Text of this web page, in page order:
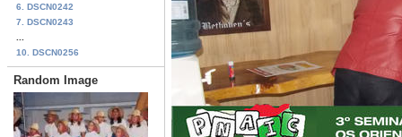
6. DSCN0242
7. DSCN0243
10. DSCN0256
Random Image